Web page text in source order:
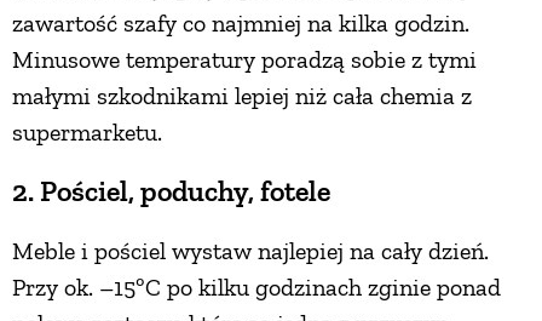
zawartość szafy co najmniej na kilka godzin.
Minusowe temperatury poradzą sobie z tymi
małymi szkodnikami lepiej niż cała chemia z
supermarketu.
2. Pościel, poduchy, fotele
Meble i pościel wystaw najlepiej na cały dzień.
Przy ok. –15ºC po kilku godzinach zginie ponad
PRZEPISY
ŚNIADANIA
PRZYSTAWKI
ZUPY